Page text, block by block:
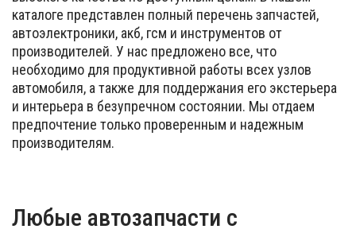
каталоге представлен полный перечень запчастей,
автоэлектроники, акб, гсм и инструментов от
производителей. У нас предложено все, что
необходимо для продуктивной работы всех узлов
автомобиля, а также для поддержания его экстерьера
и интерьера в безупречном состоянии. Мы отдаем
предпочтение только проверенным и надежным
производителям.
Любые автозапчасти с